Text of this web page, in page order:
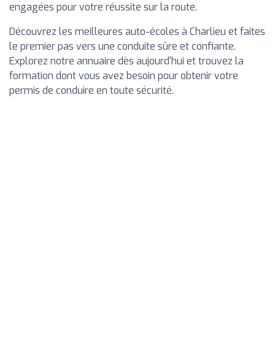
engagées pour votre réussite sur la route.
Découvrez les meilleures auto-écoles à Charlieu et faites
le premier pas vers une conduite sûre et confiante.
Explorez notre annuaire dès aujourd'hui et trouvez la
formation dont vous avez besoin pour obtenir votre
permis de conduire en toute sécurité.